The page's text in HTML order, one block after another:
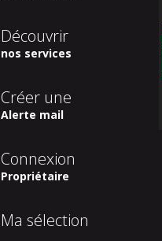
Découvrir
nos services
Créer une
Alerte mail
Connexion
Propriétaire
Ma sélection